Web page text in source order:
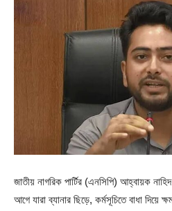
‎জাতীয় নাগরিক পার্টির (এনসিপি) আহ্বায়ক
আগে যারা ব্যানার ছিড়ে, কর্মসূচিতে বাধা দিয়ে